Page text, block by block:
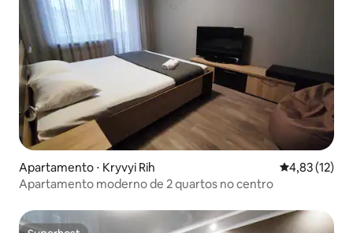
Apartamento ⋅ Kryvyi Rih 4,83 de uma
4,83 (12)
Apartamento moderno de 2 quartos no centro